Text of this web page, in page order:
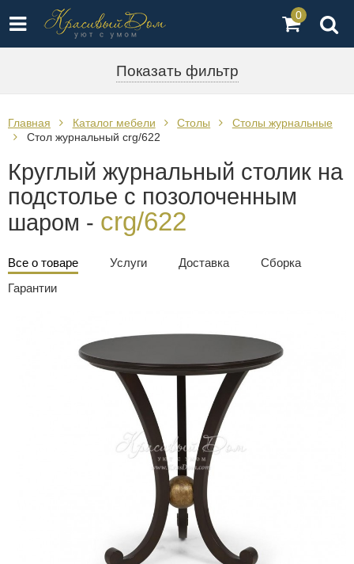
0
Показать фильтр
Главная Каталог мебели Столы
Столы журнальные
Стол журнальный crg/622
Круглый журнальный столик на
подстолье с позолоченным
шаром - crg/622
Все о товаре Услуги Доставка
Сборка
Гарантии